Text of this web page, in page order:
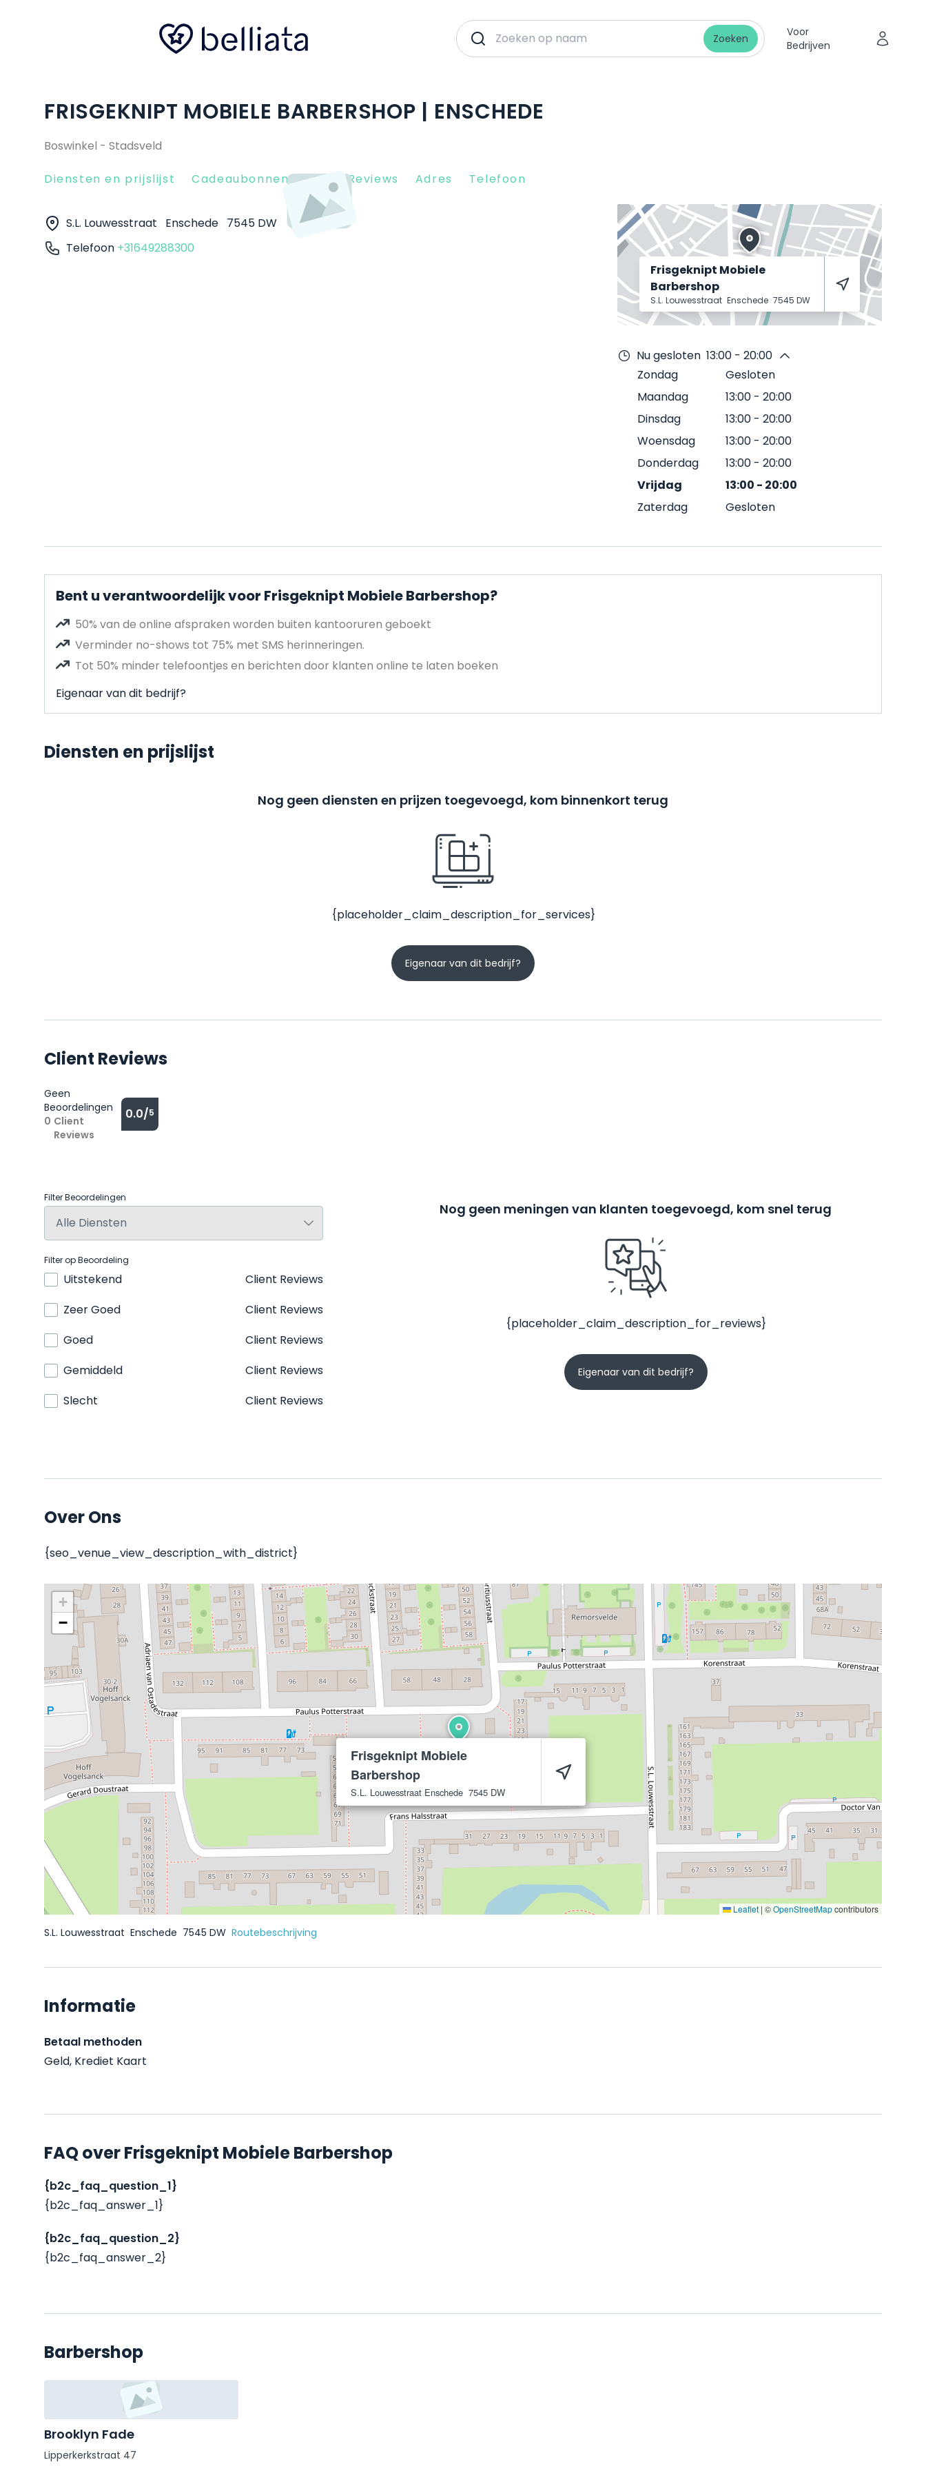
Zoeken
Voor
Bedrijven
FRISGEKNIPT MOBIELE BARBERSHOP | ENSCHEDE
Boswinkel - Stadsveld
Diensten en prijslijst Cadeaubonnen Client Reviews Adres Telefoon
S.L. Louwesstraat Enschede 7545 DW
Telefoon +31649288300
Frisgeknipt Mobiele
Barbershop
S.L. Louwesstraat Enschede 7545 DW
Nu gesloten 13:00 - 20:00
Zondag
Gesloten
Maandag
13:00 - 20:00
Dinsdag
13:00 - 20:00
Woensdag
13:00 - 20:00
Donderdag
13:00 - 20:00
Vrijdag
13:00 - 20:00
Zaterdag
Gesloten
Bent u verantwoordelijk voor Frisgeknipt Mobiele Barbershop?
50% van de online afspraken worden buiten kantooruren geboekt
Verminder no-shows tot 75% met SMS herinneringen.
Tot 50% minder telefoontjes en berichten door klanten online te laten boeken
Eigenaar van dit bedrijf?
Diensten en prijslijst
Nog geen diensten en prijzen toegevoegd, kom binnenkort terug
{placeholder_claim_description_for_services}
Eigenaar van dit bedrijf?
Client Reviews
Geen
Beoordelingen
0 Client
Reviews
0.0/5
Filter Beoordelingen
Filter op Beoordeling
Uitstekend
Client Reviews
Zeer Goed
Client Reviews
Goed
Client Reviews
Gemiddeld
Client Reviews
Slecht
Client Reviews
Nog geen meningen van klanten toegevoegd, kom snel terug
{placeholder_claim_description_for_reviews}
Eigenaar van dit bedrijf?
Over Ons
{seo_venue_view_description_with_district}
Frisgeknipt Mobiele
Barbershop
S.L. Louwesstraat Enschede 7545 DW
+
−
Leaflet | ©OpenStreetMapcontributors
S.L. Louwesstraat Enschede 7545 DW Routebeschrijving
Informatie
Betaal methoden
Geld, Krediet Kaart
FAQ over Frisgeknipt Mobiele Barbershop
{b2c_faq_question_1}
{b2c_faq_answer_1}
{b2c_faq_question_2}
{b2c_faq_answer_2}
Barbershop
Brooklyn Fade
Lipperkerkstraat 47